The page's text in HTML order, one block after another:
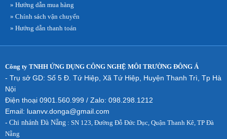
» Hướng dẫn mua hàng
» Chính sách vận chuyển
» Hướng dẫn thanh toán
Công ty TNHH ỨNG DỤNG CÔNG NGHỆ MÔI TRƯỜNG ĐÔNG Á
- Trụ sở GD: Số 5 Đ. Tứ Hiệp, Xã Tứ Hiệp, Huyện Thanh Trì, Tp Hà
Nội
Điện thoại 0901.560.999 / Zalo: 098.298.1212
Email: luanvv.donga@gmail.com
- Chi nhánh Đà Nẵng : SN 123, Đường Đỗ Đức Dục, Quận Thanh Kê, TP Đà
Nẵng